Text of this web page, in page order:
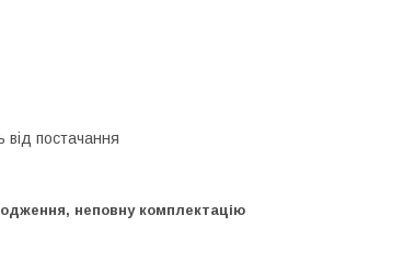
від постачання
неповну комплектацію